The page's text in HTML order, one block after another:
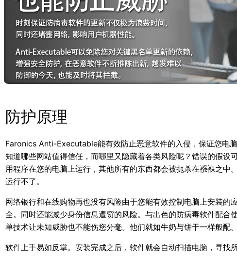
防护原理
Faronics Anti-Executable能有效防止恶意软件的入侵，保证您电
知道哪些网站值得信任，而哪里又隐藏着各类风险呢？错误的假
用程序在您的电脑上运行，其他所有的东西都会被扼杀在襁褓之
运行不了。
网络银行和在线购物再也没有风险由于您能有效控制电脑上安装
全。同时还能减少身份信息遭窃的风险。与出色的防病毒软件配
单技术让未知威胁也不能伤您分毫。他们就如牛奶与饼干一样般配。
软件上手易如反掌。安装完成之后，软件就会自动扫描电脑，寻